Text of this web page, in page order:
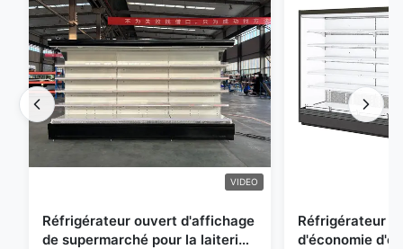
VIDEO
Réfrigérateur ouvert d'affichage
de supermarché pour la laiterie
Réfrigérateur
d'économie